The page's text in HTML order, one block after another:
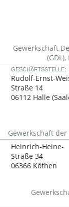
Gewerkschaft
GESCHÄFTSSTELLE:
Rudolf-Ernst-
Straße 14
06112 Halle
Gewerkschaft der
Heinrich-Heine-
Straße 34
06366 Köthen